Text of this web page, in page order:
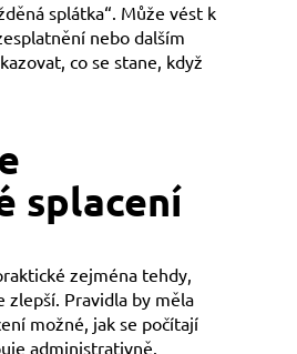
splátka“. Může vést k
nebo dalším
co se stane, když
splacení
zejména tehdy,
zlepší. Pravidla by měla
možné, jak se počítají
administrativně.